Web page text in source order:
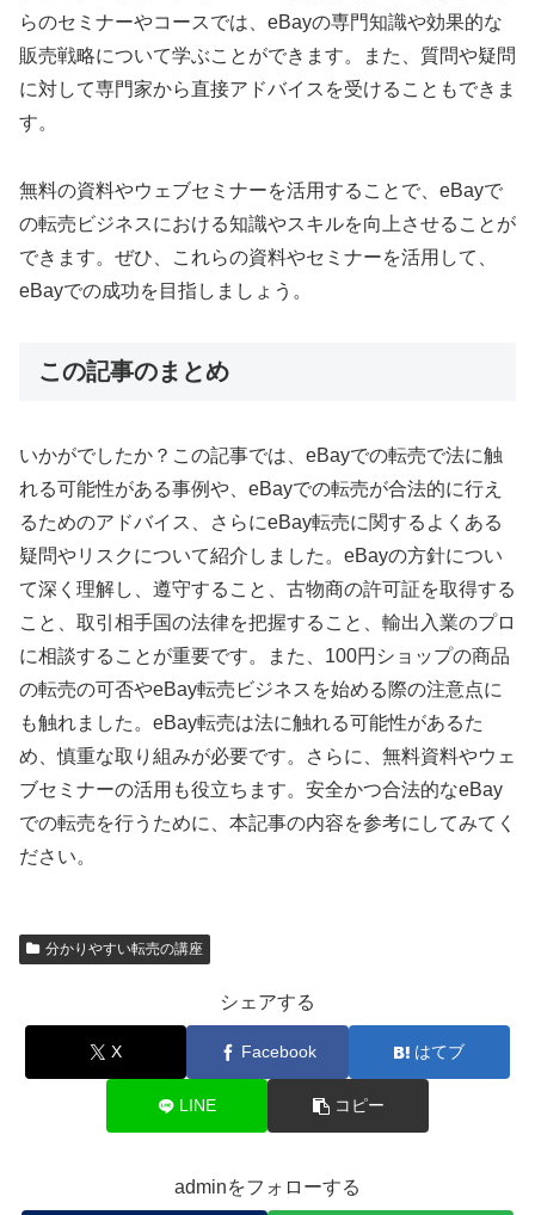
らのセミナーやコースでは、eBayの専門知識や効果的な
販売戦略について学ぶことができます。また、質問や疑問
に対して専門家から直接アドバイスを受けることもできま
す。
無料の資料やウェブセミナーを活用することで、eBayで
の転売ビジネスにおける知識やスキルを向上させることが
できます。ぜひ、これらの資料やセミナーを活用して、
eBayでの成功を目指しましょう。
この記事のまとめ
いかがでしたか？この記事では、eBayでの転売で法に触
れる可能性がある事例や、eBayでの転売が合法的に行え
るためのアドバイス、さらにeBay転売に関するよくある
疑問やリスクについて紹介しました。eBayの方針につい
て深く理解し、遵守すること、古物商の許可証を取得する
こと、取引相手国の法律を把握すること、輸出入業のプロ
に相談することが重要です。また、100円ショップの商品
の転売の可否やeBay転売ビジネスを始める際の注意点に
も触れました。eBay転売は法に触れる可能性があるた
め、慎重な取り組みが必要です。さらに、無料資料やウェ
ブセミナーの活用も役立ちます。安全かつ合法的なeBay
での転売を行うために、本記事の内容を参考にしてみてく
ださい。
分かりやすい転売の講座
シェアする
X Facebook はてブ
LINE コピー
adminをフォローする